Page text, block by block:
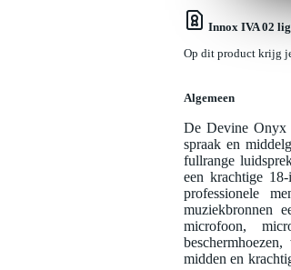
Innox IVA 02
Op dit product krijg
Algemeen
De Devine Onyx
spraak en
fullrange
een krachtige
professionele
muziekbronnen
microfoon,
midden en